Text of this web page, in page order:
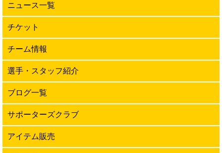
ニュース一覧
チケット
チーム情報
選手・スタッフ紹介
ブログ一覧
サポーターズクラブ
アイテム販売